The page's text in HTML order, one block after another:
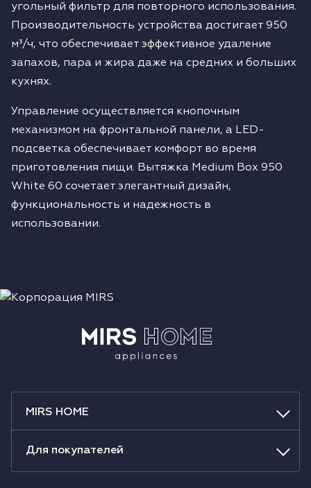
угольный фильтр для повторного использования.
Производительность устройства достигает 950
м³/ч, что обеспечивает эффективное удаление
запахов, пара и жира даже на средних и больших
кухнях.
Управление осуществляется кнопочным
механизмом на фронтальной панели, а LED-
подсветка обеспечивает комфорт во время
приготовления пищи. Вытяжка Medium Box 950
White 60 сочетает элегантный дизайн,
функциональность и надежность в
использовании.
MIRS HOME
Для покупателей